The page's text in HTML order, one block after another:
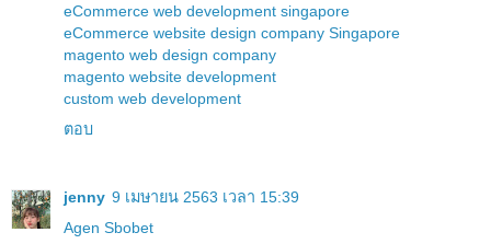
eCommerce web development singapore
eCommerce website design company Singapore
magento web design company
magento website development
custom web development
ตอบ
jenny 9 เมษายน 2563 เวลา 15:39
Agen Sbobet